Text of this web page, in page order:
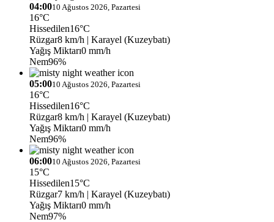
04:0010 Ağustos 2026, Pazartesi
16°C
Hissedilen16°C
Rüzgar8 km/h | Karayel (Kuzeybatı)
Yağış Miktarı0 mm/h
Nem96%
05:0010 Ağustos 2026, Pazartesi
16°C
Hissedilen16°C
Rüzgar8 km/h | Karayel (Kuzeybatı)
Yağış Miktarı0 mm/h
Nem96%
06:0010 Ağustos 2026, Pazartesi
15°C
Hissedilen15°C
Rüzgar7 km/h | Karayel (Kuzeybatı)
Yağış Miktarı0 mm/h
Nem97%